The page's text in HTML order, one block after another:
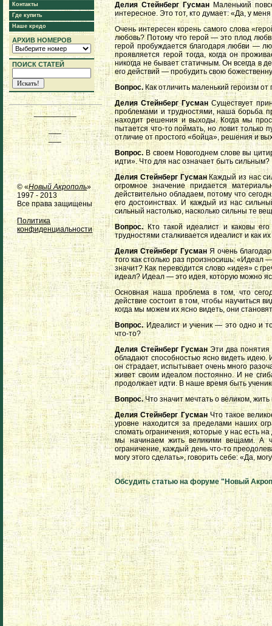
Контакты
Где купить
Наше кредо
АРХИВ НОМЕРОВ
ПОИСК СТАТЕЙ
__________
___
___
© «Новый Акрополь»
1997 - 2013
Все права защищены
Политика
конфиденциальности
Делия Стейнберг Гусман Маленький
интересное. Это тот, кто думает: «Да, у
Очень интересен корень самого слова
любовь? Потому что герой — это плод
герой пробуждается благодаря любви —
проявляется герой тогда, когда он
никогда не бывает статичным. Он всегда в
его действий — пробудить свою
Вопрос.Как отличить маленький героизм
Делия Стейнберг Гусман Существует
проблемами и трудностями, наша борьба
находит решения и выходы. Когда мы
пытается что-то поймать, но ловит только
отличие от простого «бойца», решения и
Вопрос. В своем Новогоднем слове вы
идти». Что для нас означает быть сильным?
Делия Стейнберг ГусманКаждый из нас
огромное значение придается
действительно обладаем, потому что
его достоинствах. И каждый из нас
сильный настолько, насколько сильны те
Вопрос.Кто такой идеалист и каковы
трудностями сталкивается идеалист и как
Делия Стейнберг ГусманЯ очень
того как столько раз произносишь:
значит? Как переводится слово «идея» с
идеал? Идеал — это идея, которую можно
Основная наша проблема в том, что
действие состоит в том, чтобы научиться
когда мы можем их ясно видеть, они
Вопрос.Идеалист и ученик — это одно и
что-то?
Делия Стейнберг ГусманЭти два понятия
обладают способностью ясно видеть идею.
он страдает, испытывает очень много
живет своим идеалом постоянно. И не
продолжает идти. В наше время быть
Вопрос.Что значит мечтать о великом,
Делия Стейнберг ГусманЧто такое
уровне находится за пределами наших
сломать ограничения, которые у нас есть
мы начинаем жить великими вещами. А
ограничение, каждый день что-то
могу этого сделать», говорить себе: «Да,
Обсудить статью на форуме "Новый